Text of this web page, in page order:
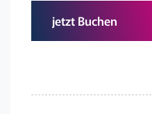
jetzt Buchen